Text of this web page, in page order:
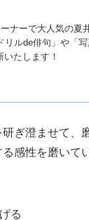
ナーで大人気の夏
ルde俳句」や「
たします！
ぎ澄ませて、
感性を磨いて
る